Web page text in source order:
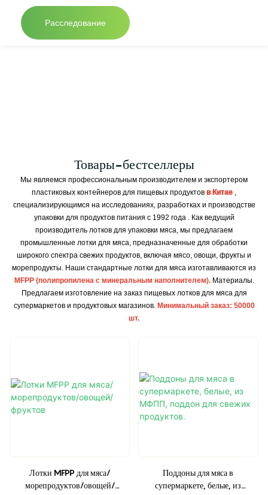
Расследование
Товары-бестселлеры
Мы являемся профессиональным производителем и экспортером
пластиковых контейнеров для пищевых продуктов в Китае ,
специализирующимся на исследованиях, разработках и производстве
упаковки для продуктов питания с 1992 года . Как ведущий
производитель лотков для упаковки мяса, мы предлагаем
промышленные лотки для мяса, предназначенные для обработки
широкого спектра свежих продуктов, включая мясо, овощи, фрукты и
морепродукты. Наши стандартные лотки для мяса изготавливаются из
MFPP (полипропилена с минеральным наполнителем). Материалы.
Предлагаем изготовление на заказ пищевых лотков для мяса для
супермаркетов и продуктовых магазинов. Минимальный заказ: 50000
шт.
Лотки MFPP для мяса/
морепродуктов/овощей/
Поддоны для мяса в
супермаркете, белые, из